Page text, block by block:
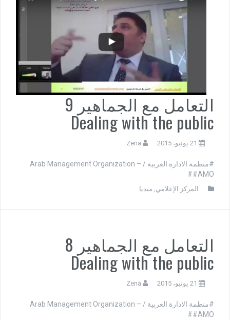
التعامل مع الجماهير 9
Dealing with the public
21 يونيو، 2015 Zena
#منظمة الادارة العربية / Arab Management Organization –
#AMO#
المركز الإعلامي , ميديا
التعامل مع الجماهير 8
Dealing with the public
21 يونيو، 2015 Zena
#منظمة الادارة العربية / Arab Management Organization –
#AMO#